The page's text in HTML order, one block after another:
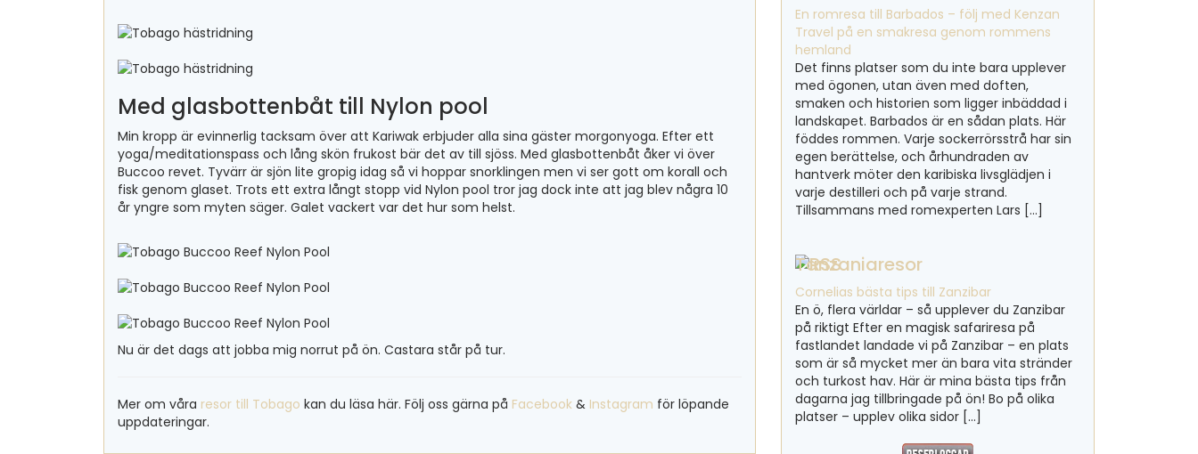
Med glasbottenbåt till Nylon pool
Min kropp är evinnerlig tacksam över att Kariwak erbjuder alla sina gäster morgonyoga. Efter ett
yoga/meditationspass och lång skön frukost bär det av till sjöss. Med glasbottenbåt åker vi över
Buccoo revet. Tyvärr är sjön lite gropig idag så vi hoppar snorklingen men vi ser gott om korall och
fisk genom glaset. Trots ett extra långt stopp vid Nylon pool tror jag dock inte att jag blev några 10
år yngre som myten säger. Galet vackert var det hur som helst.
Nu är det dags att jobba mig norrut på ön. Castara står på tur.
Mer om våra resor till Tobago kan du läsa här. Följ oss gärna på Facebook & Instagram för löpande
uppdateringar.
En romresa till Barbados – följ med Kenzan
Travel på en smakresa genom rommens
hemland
Det finns platser som du inte bara upplever
med ögonen, utan även med doften,
smaken och historien som ligger inbäddad i
landskapet. Barbados är en sådan plats. Här
föddes rommen. Varje sockerrörsstrå har sin
egen berättelse, och århundraden av
hantverk möter den karibiska livsglädjen i
varje destilleri och på varje strand.
Tillsammans med romexperten Lars […]
Tanzaniaresor
Cornelias bästa tips till Zanzibar
En ö, flera världar – så upplever du Zanzibar
på riktigt Efter en magisk safariresa på
fastlandet landade vi på Zanzibar – en plats
som är så mycket mer än bara vita stränder
och turkost hav. Här är mina bästa tips från
dagarna jag tillbringade på ön! Bo på olika
platser – upplev olika sidor […]